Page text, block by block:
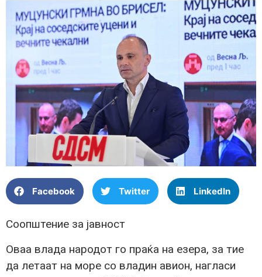
Facebook Twitter LinkedIn
Соопштение за јавност
Оваа влада народот го праќа на езера, за тие
да летаат на море со владин авион, нагласи